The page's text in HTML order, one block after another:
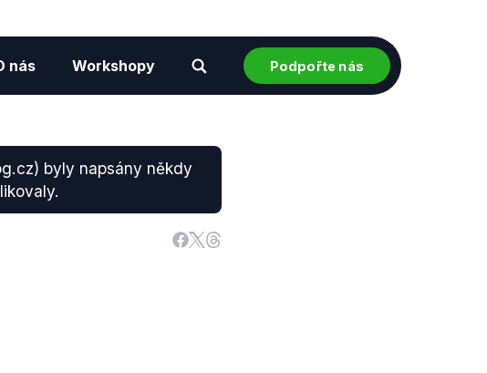
nás Workshopy Podpořte nás
byly napsány někdy